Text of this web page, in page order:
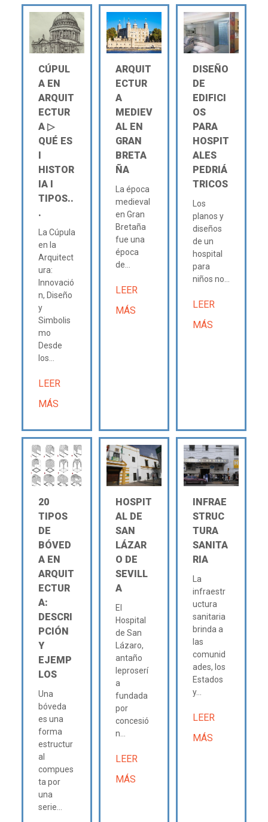
CÚPUL
A EN
ARQUIT
ECTUR
A ▷
QUÉ ES
HISTOR
IA Ι
TIPOS..
.
La Cúpula
en la
Arquitect
ura:
Innovació
n, Diseño
y
Simbolis
mo
Desde
los...
LEER
MÁS
ARQUIT
ECTUR
A
MEDIEV
AL EN
GRAN
BRETA
ÑA
La época
medieval
en Gran
Bretaña
fue una
época
de...
LEER
MÁS
DISEÑO
DE
EDIFICI
OS
PARA
HOSPIT
ALES
PEDRIÁ
TRICOS
Los
planos y
diseños
de un
hospital
para
niños no...
LEER
MÁS
20
TIPOS
DE
BÓVED
A EN
ARQUIT
ECTUR
A:
DESCRI
PCIÓN
Y
EJEMP
LOS
Una
bóveda
es una
forma
estructur
al
compues
ta por
una
serie...
HOSPIT
AL DE
SAN
LÁZAR
O DE
SEVILL
A
El
Hospital
de San
Lázaro,
antaño
leproserí
a
fundada
por
concesió
n...
LEER
MÁS
INFRAE
STRUC
TURA
SANITA
RIA
La
infraestr
uctura
sanitaria
brinda a
las
comunid
ades, los
Estados
y...
LEER
MÁS